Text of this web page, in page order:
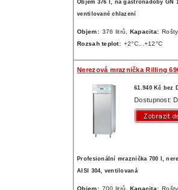
Objem 376 l, na gastronádoby GN
ventilované chlazení
Objem: 376 litrů, Kapacita:
Rozsah teplot: +2°C...+12°C
Nerezová mraznička Rilling
61.940 Kč bez
Dostupnost:
Profesionální mraznička 700 l,
AISI 304, ventilovaná
Objem: 700 litrů, Kapacita: